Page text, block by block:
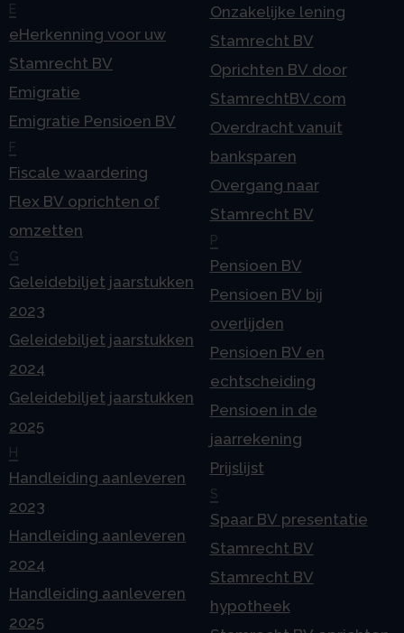
E
eHerkenning voor uw
Stamrecht BV
Emigratie
Emigratie Pensioen BV
F
Fiscale waardering
Flex BV oprichten of
omzetten
G
Geleidebiljet jaarstukken
2023
Geleidebiljet jaarstukken
2024
Geleidebiljet jaarstukken
2025
H
Handleiding aanleveren
2023
Handleiding aanleveren
2024
Handleiding aanleveren
2025
Onzakelijke lening
Stamrecht BV
Oprichten BV door
StamrechtBV.com
Overdracht vanuit
banksparen
Overgang naar
Stamrecht BV
P
Pensioen BV
Pensioen BV bij
overlijden
Pensioen BV en
echtscheiding
Pensioen in de
jaarrekening
Prijslijst
S
Spaar BV presentatie
Stamrecht BV
Stamrecht BV
hypotheek